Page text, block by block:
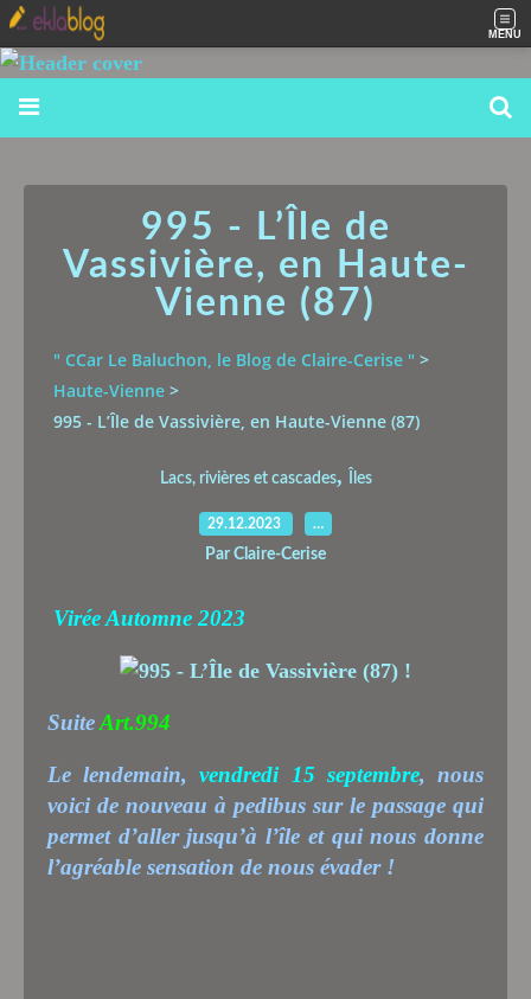
MENU
995 - L’Île de
Vassivière, en Haute-
Vienne (87)
" CCar Le Baluchon, le Blog de Claire-Cerise " >
Haute-Vienne >
995 - L’Île de Vassivière, en Haute-Vienne (87)
Lacs, rivières et cascades, Îles
29.12.2023 …
Par Claire-Cerise
Virée Automne 2023
SuiteArt.994
Le lendemain,vendredi 15 septembre, nous
voici de nouveau à pedibus sur le passage qui
permet d’aller jusqu’à l’île et qui nous donne
l’agréable sensation de nous évader !